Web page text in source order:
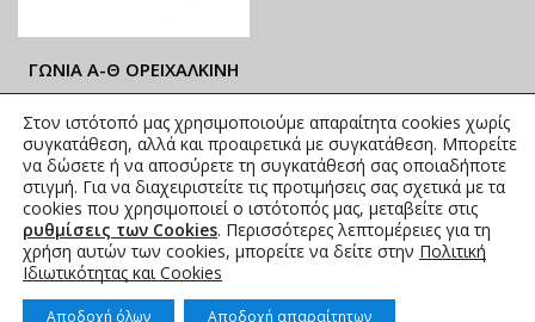
ΓΩΝΙΑ Α-Θ ΟΡΕΙΧΑΛΚΙΝΗ
ΑΝΑΓΡΑΦΟΝΤΑΙ ΣΤΟ
ΑΝΗΡΤΗΜΕΝΟ PDF
3,22€–45,01€ συμπ. Φ.Π.Α.
Στον ιστότοπό μας χρησιμοποιούμε απαραίτητα cookies χωρίς
συγκατάθεση, αλλά και προαιρετικά με συγκατάθεση. Μπορείτε
να δώσετε ή να αποσύρετε τη συγκατάθεσή σας οποιαδήποτε
στιγμή. Για να διαχειριστείτε τις προτιμήσεις σας σχετικά με τα
cookies που χρησιμοποιεί ο ιστότοπός μας, μεταβείτε στις
ρυθμίσεις των Cookies. Περισσότερες λεπτομέρειες για τη
χρήση αυτών των cookies, μπορείτε να δείτε στην Πολιτική
Ιδιωτικότητας και Cookies
Αποδοχή όλων Αποδοχή απαραίτητων